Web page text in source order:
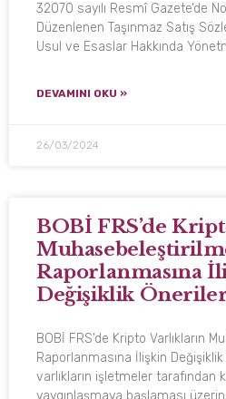
32070 sayılı Resmî Gazete’de
Düzenlenen Taşınmaz Satış
Usul ve Esaslar Hakkında
DEVAMINI OKU »
26/03/2024
BOBİ FRS’de
Raporlanmasına
Değişiklik
BOBİ FRS’de Kripto Varlıkların
Raporlanmasına İlişkin
varlıkların işletmeler tarafından
yaygınlaşmaya başlaması